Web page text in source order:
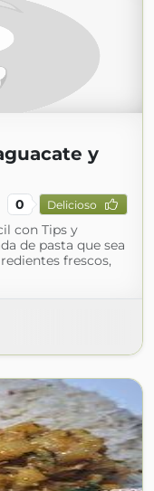
y
0 Delicioso
con Tips y
de pasta que sea
frescos,